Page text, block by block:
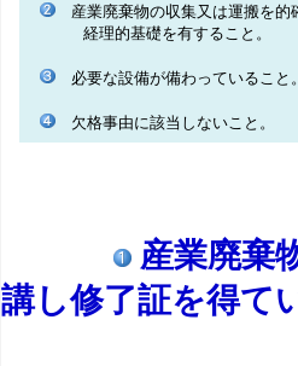
産業廃棄物の収集又は運搬を的
経理的基礎を有すること。
必要な設備が備わっていること
欠格事由に該当しないこと。
産業廃棄
講し修了証を得て